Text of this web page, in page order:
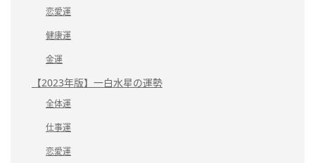
恋愛運
健康運
金運
【2023年版】一白水星の運勢
全体運
仕事運
恋愛運